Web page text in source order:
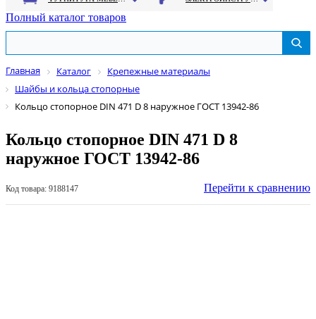
Полный каталог товаров
Главная Каталог
Крепежные материалы
Шайбы и кольца стопорные
Кольцо стопорное DIN 471 D 8 наружное ГОСТ 13942-86
Кольцо стопорное DIN 471 D 8
наружное ГОСТ 13942-86
Код товара: 9188147 Перейти к сравнению